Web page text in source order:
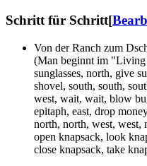
Schritt für Schritt[
Von der Ranch zum
(Man beginnt im "Living
sunglasses, north, give
shovel, south, south,
west, wait, wait, blow
epitaph, east, drop
north, north, west, west,
open knapsack, look
close knapsack, take